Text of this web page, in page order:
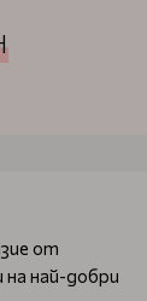
от
най-добри